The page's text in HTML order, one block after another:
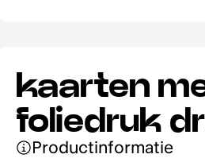
kaarten
foliedruk
Productinformatie